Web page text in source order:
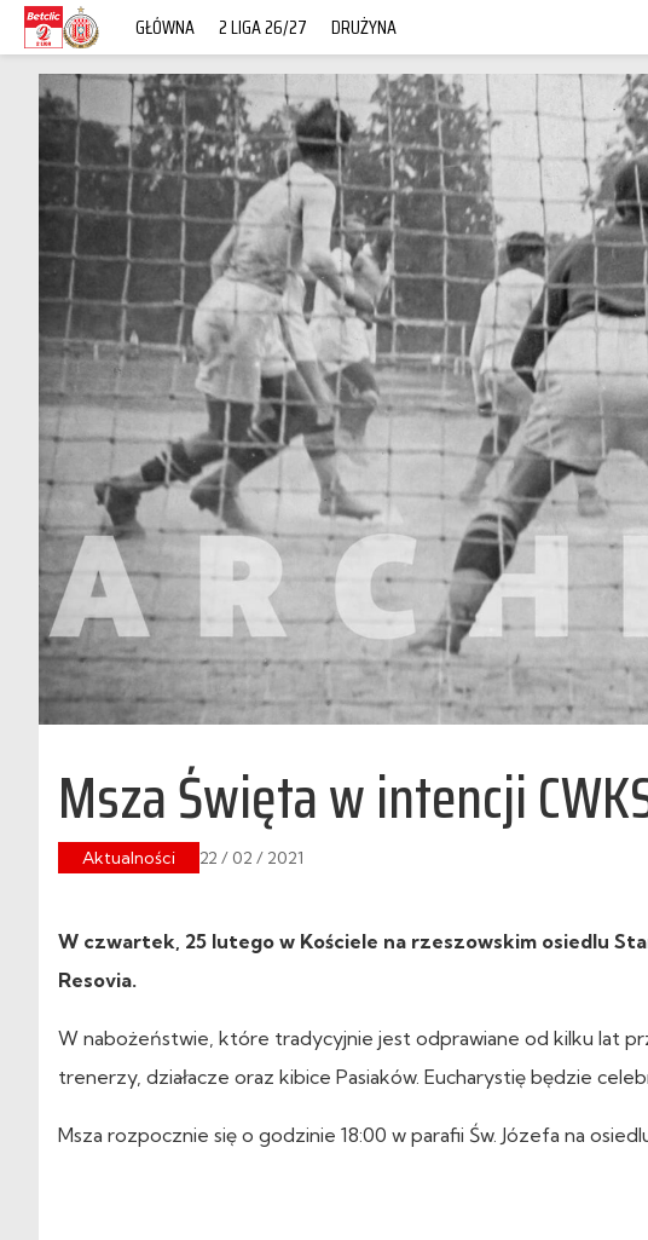
GŁÓWNA 2 LIGA 26/27 DRUŻYNA
Msza Święta w intencji
Aktualności 22 / 02 / 2021
W czwartek, 25 lutego w Kościele na rzeszowskim osiedlu
Resovia.
W nabożeństwie, które tradycyjnie jest odprawiane od kilku lat
trenerzy, działacze oraz kibice Pasiaków. Eucharystię będzie
Msza rozpocznie się o godzinie 18:00 w parafii Św. Józefa na